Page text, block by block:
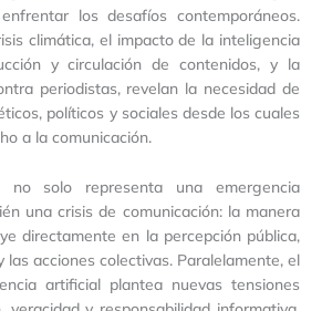
los desafíos contemporáneos.
climática, el impacto de la inteligencia
y circulación de contenidos, y la
periodistas, revelan la necesidad de
políticos y sociales desde los cuales
a la comunicación.
no solo representa una emergencia
una crisis de comunicación: la manera
directamente en la percepción pública,
las acciones colectivas. Paralelamente, el
artificial plantea nuevas tensiones